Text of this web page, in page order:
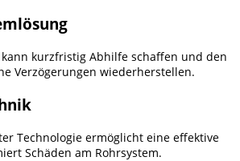
kurzfristig Abhilfe schaffen und den
Verzögerungen wiederherstellen.
Technologie ermöglicht eine effektive
Schäden am Rohrsystem.